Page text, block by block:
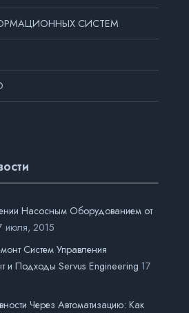
СИСТЕМ
Насосным Оборудованием от
июля, 2015
Систем Управления
и Подходы Servus Engineering 17
Через Автоматизацию: Как